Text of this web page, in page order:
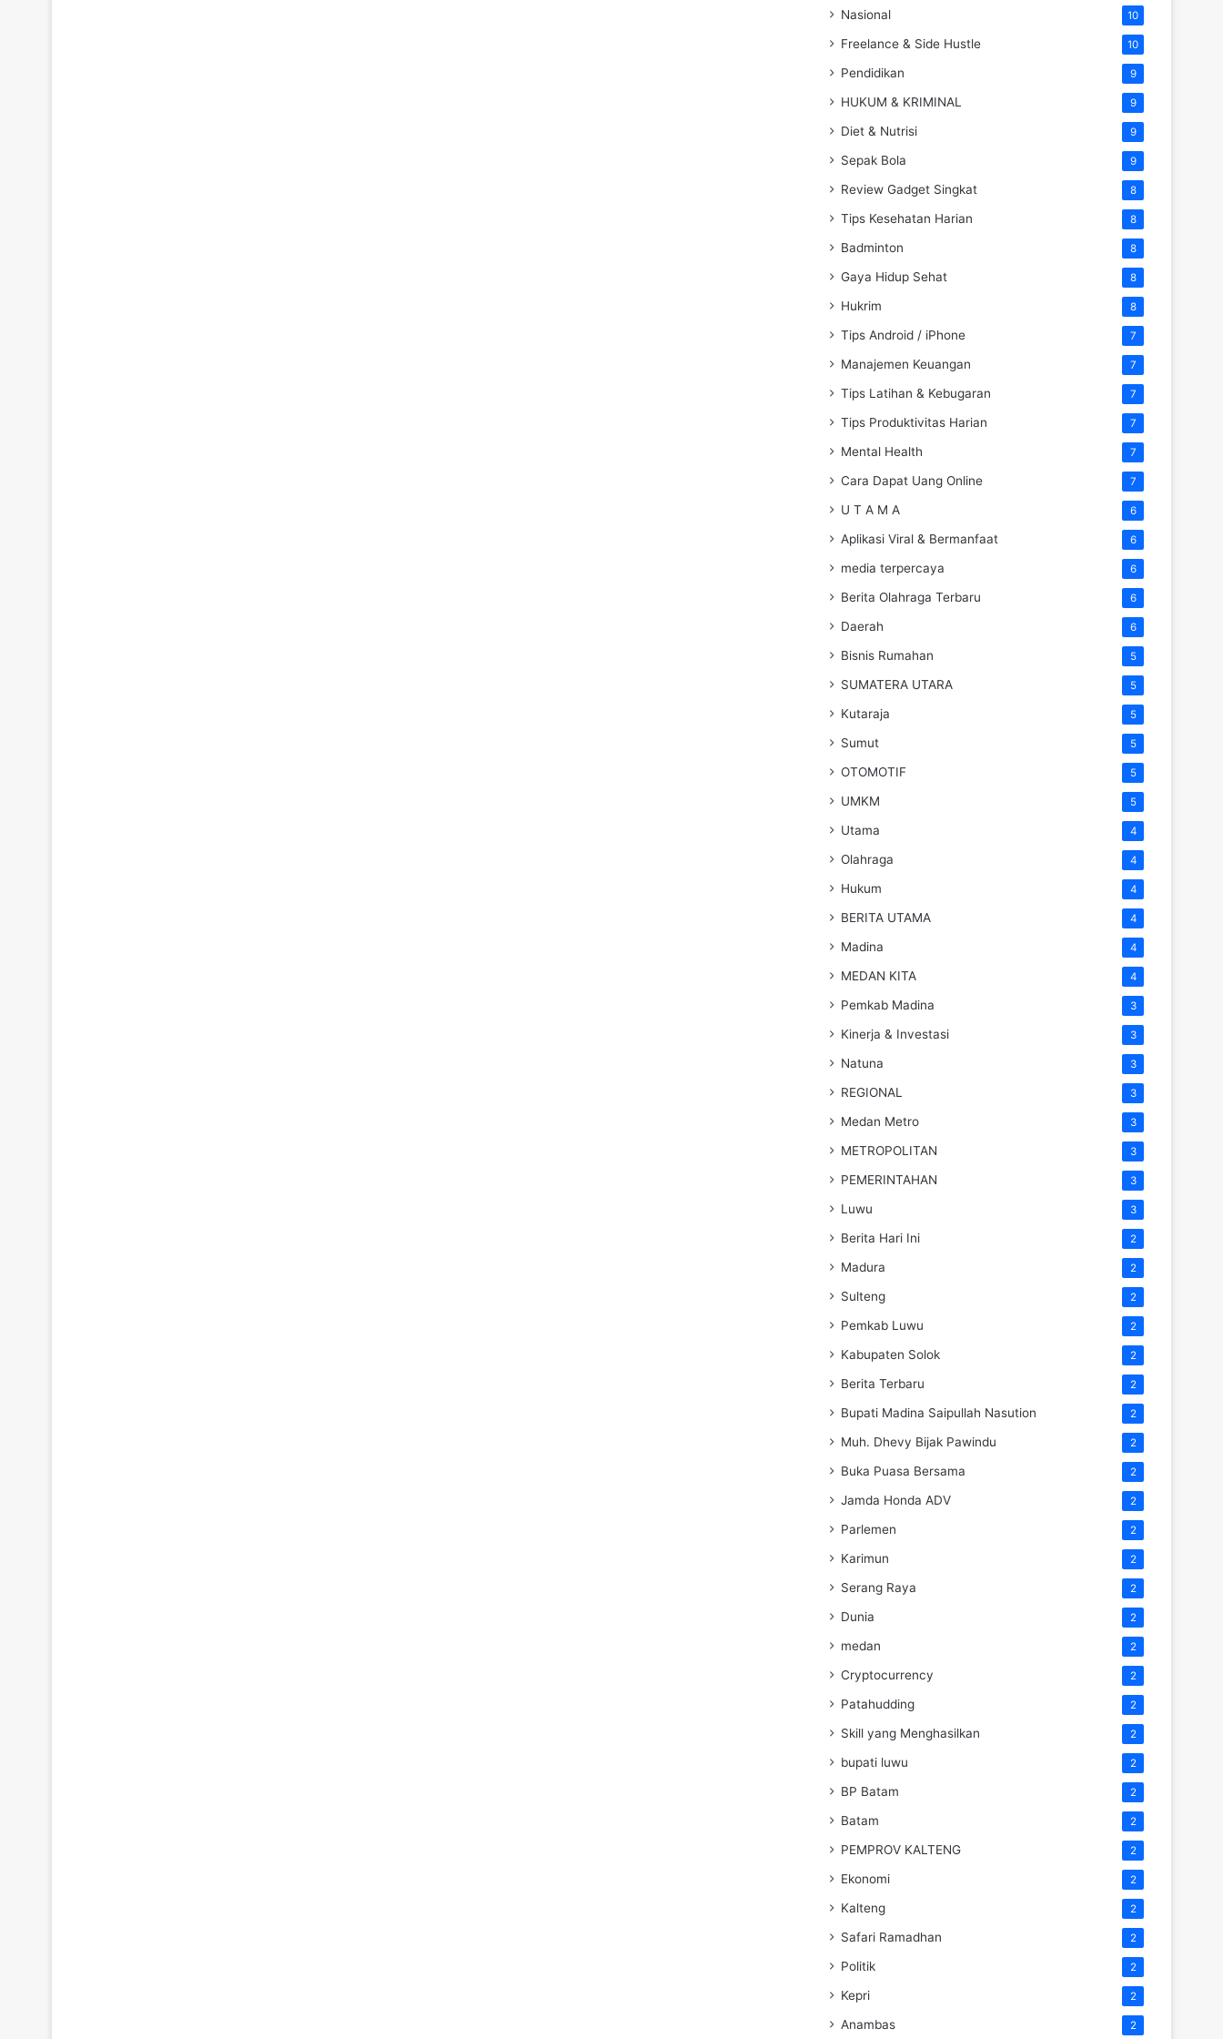
Nasional 10
Freelance & Side Hustle 10
Pendidikan 9
HUKUM & KRIMINAL 9
Diet & Nutrisi 9
Sepak Bola 9
Review Gadget Singkat 8
Tips Kesehatan Harian 8
Badminton 8
Gaya Hidup Sehat 8
Hukrim 8
Tips Android / iPhone 7
Manajemen Keuangan 7
Tips Latihan & Kebugaran 7
Tips Produktivitas Harian 7
Mental Health 7
Cara Dapat Uang Online 7
U T A M A 6
Aplikasi Viral & Bermanfaat 6
media terpercaya 6
Berita Olahraga Terbaru 6
Daerah 6
Bisnis Rumahan 5
SUMATERA UTARA 5
Kutaraja 5
Sumut 5
OTOMOTIF 5
UMKM 5
Utama 4
Olahraga 4
Hukum 4
BERITA UTAMA 4
Madina 4
MEDAN KITA 4
Pemkab Madina 3
Kinerja & Investasi 3
Natuna 3
REGIONAL 3
Medan Metro 3
METROPOLITAN 3
PEMERINTAHAN 3
Luwu 3
Berita Hari Ini 2
Madura 2
Sulteng 2
Pemkab Luwu 2
Kabupaten Solok 2
Berita Terbaru 2
Bupati Madina Saipullah Nasution 2
Muh. Dhevy Bijak Pawindu 2
Buka Puasa Bersama 2
Jamda Honda ADV 2
Parlemen 2
Karimun 2
Serang Raya 2
Dunia 2
medan 2
Cryptocurrency 2
Patahudding 2
Skill yang Menghasilkan 2
bupati luwu 2
BP Batam 2
Batam 2
PEMPROV KALTENG 2
Ekonomi 2
Kalteng 2
Safari Ramadhan 2
Politik 2
Kepri 2
Anambas 2